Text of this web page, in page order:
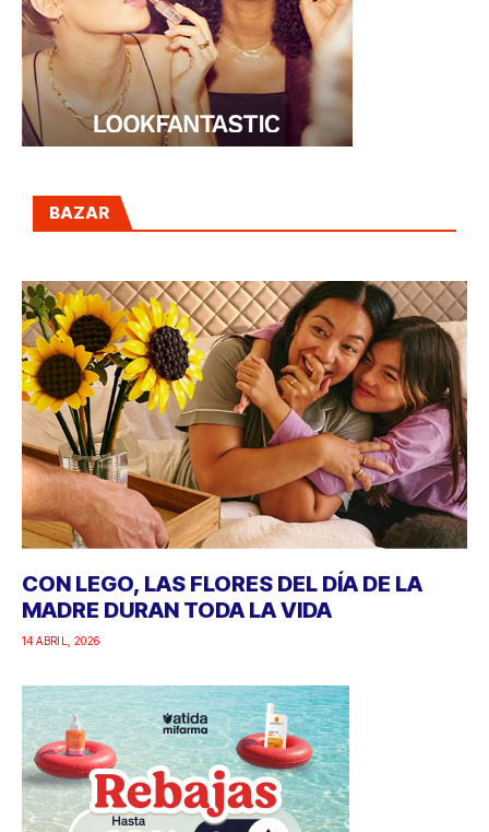
BAZAR
CON LEGO, LAS FLORES DEL DÍA DE LA
MADRE DURAN TODA LA VIDA
14 ABRIL, 2026